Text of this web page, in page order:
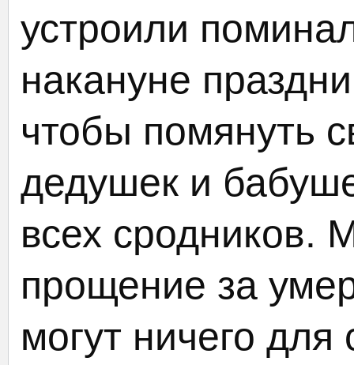
устроили
накануне
чтобы помянуть
дедушек и
всех сродников.
прощение за
могут ничего